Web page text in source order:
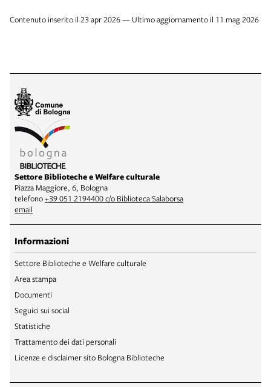
Contenuto inserito il 23 apr 2026 — Ultimo aggiornamento il 11 mag 2026
Settore Biblioteche e Welfare culturale
Piazza Maggiore, 6, Bologna
telefono+39 051 2194400 c/o Biblioteca Salaborsa
email
Informazioni
Settore Biblioteche e Welfare culturale
Area stampa
Documenti
Seguici sui social
Statistiche
Trattamento dei dati personali
Licenze e disclaimer sito Bologna Biblioteche